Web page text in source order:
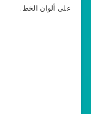
على ألوان الخط.